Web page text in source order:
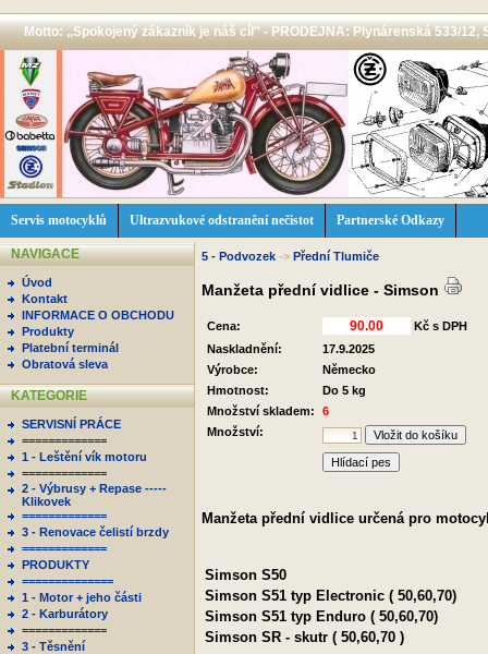
Motto: ,,Spokojený zákazník je náš cíl'' - PRODEJNA: Plynárenská 533/12,
Servis motocyklů Ultrazvukové odstranění nečistot Partnerské Odkazy
NAVIGACE
Úvod
Kontakt
INFORMACE O OBCHODU
Produkty
Platební terminál
Obratová sleva
KATEGORIE
SERVISNÍ PRÁCE
=============
1 - Leštění vík motoru
=============
2 - Výbrusy + Repase -----
Klikovek
=============
3 - Renovace čelistí brzdy
=============
PRODUKTY
==============
1 - Motor + jeho části
2 - Karburátory
=============
3 - Těsnění
5 - Podvozek -> Přední Tlumiče
Manžeta přední vidlice - Simson
Cena:
Kč s DPH
Naskladnění:
17.9.2025
Výrobce:
Německo
Hmotnost:
Do 5 kg
Množství skladem:
6
Množství:
Hlídací pes
Manžeta přední vidlice určená pro
Simson S50
Simson S51 typ Electronic ( 50,60,70)
Simson S51 typ Enduro ( 50,60,70)
Simson SR - skutr ( 50,60,70 )